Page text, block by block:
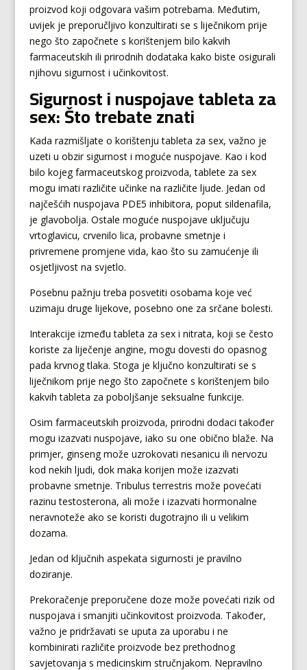
proizvod koji odgovara vašim potrebama. Međutim,
uvijek je preporučljivo konzultirati se s liječnikom prije
nego što započnete s korištenjem bilo kakvih
farmaceutskih ili prirodnih dodataka kako biste osigurali
njihovu sigurnost i učinkovitost.
Sigurnost i nuspojave tableta za
sex: Što trebate znati
Kada razmišljate o korištenju tableta za sex, važno je
uzeti u obzir sigurnost i moguće nuspojave. Kao i kod
bilo kojeg farmaceutskog proizvoda, tablete za sex
mogu imati različite učinke na različite ljude. Jedan od
najčešćih nuspojava PDE5 inhibitora, poput sildenafila,
je glavobolja. Ostale moguće nuspojave uključuju
vrtoglavicu, crvenilo lica, probavne smetnje i
privremene promjene vida, kao što su zamućenje ili
osjetljivost na svjetlo.
Posebnu pažnju treba posvetiti osobama koje već
uzimaju druge lijekove, posebno one za srčane bolesti.
Interakcije između tableta za sex i nitrata, koji se često
koriste za liječenje angine, mogu dovesti do opasnog
pada krvnog tlaka. Stoga je ključno konzultirati se s
liječnikom prije nego što započnete s korištenjem bilo
kakvih tableta za poboljšanje seksualne funkcije.
Osim farmaceutskih proizvoda, prirodni dodaci također
mogu izazvati nuspojave, iako su one obično blaže. Na
primjer, ginseng može uzrokovati nesanicu ili nervozu
kod nekih ljudi, dok maka korijen može izazvati
probavne smetnje. Tribulus terrestris može povećati
razinu testosterona, ali može i izazvati hormonalne
neravnoteže ako se koristi dugotrajno ili u velikim
dozama.
Jedan od ključnih aspekata sigurnosti je pravilno
doziranje.
Prekoračenje preporučene doze može povećati rizik od
nuspojava i smanjiti učinkovitost proizvoda. Također,
važno je pridržavati se uputa za uporabu i ne
kombinirati različite proizvode bez prethodnog
savjetovanja s medicinskim stručnjakom. Nepravilno